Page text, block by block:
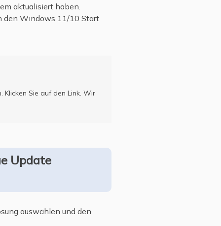
aktualisiert haben.
den Windows 11/10 Start
Klicken Sie auf den Link. Wir
Update
auswählen und den